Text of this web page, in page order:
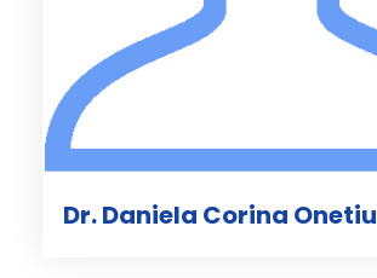
Dr. Daniela Corina Onetiu